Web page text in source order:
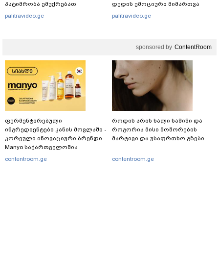
პატიმრობა ემუქრებათ
არასრულწლოვნებს?
palitravideo.ge
დედის ემოციური მიმართვა
palitravideo.ge
sponsored by ContentRoom
ფერმენტირებული
ინგრედიენტები კანის მოვლაში -
კორეული ინოვაციური ბრენდი
Manyo საქართველოშია
contentroom.ge
როდის არის ხალი საშიში და
როგორია მისი მოშორების
მარტივი და უსაფრთხო გზები
contentroom.ge